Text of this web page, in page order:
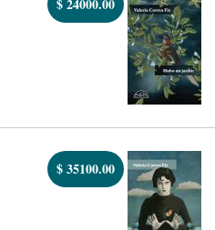
$24000.00
$35100.00